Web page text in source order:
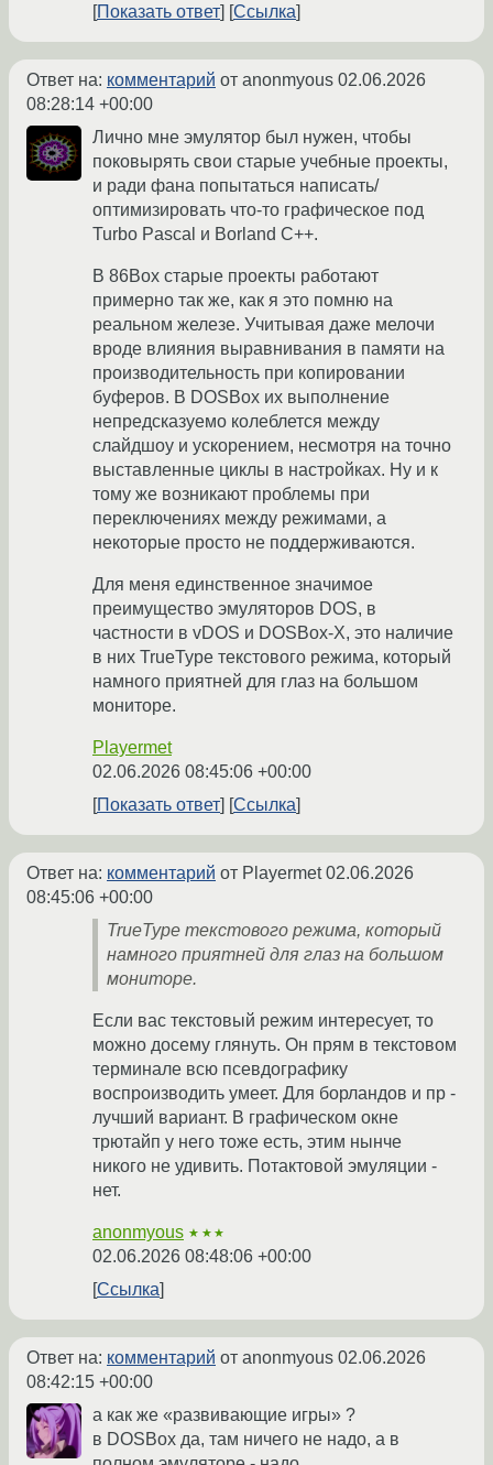
Показать ответ
Ссылка
Ответ на: комментарий от anonmyous 02.06.2026
08:28:14 +00:00
Лично мне эмулятор был нужен, чтобы
поковырять свои старые учебные проекты,
и ради фана попытаться написать/
оптимизировать что-то графическое под
Turbo Pascal и Borland C++.
В 86Box старые проекты работают
примерно так же, как я это помню на
реальном железе. Учитывая даже мелочи
вроде влияния выравнивания в памяти на
производительность при копировании
буферов. В DOSBox их выполнение
непредсказуемо колеблется между
слайдшоу и ускорением, несмотря на точно
выставленные циклы в настройках. Ну и к
тому же возникают проблемы при
переключениях между режимами, а
некоторые просто не поддерживаются.
Для меня единственное значимое
преимущество эмуляторов DOS, в
частности в vDOS и DOSBox-X, это наличие
в них TrueType текстового режима, который
намного приятней для глаз на большом
мониторе.
Playermet
02.06.2026 08:45:06 +00:00
Показать ответ
Ссылка
Ответ на: комментарий от Playermet02.06.2026
08:45:06 +00:00
TrueType текстового режима, который
намного приятней для глаз на большом
мониторе.
Если вас текстовый режим интересует, то
можно досему глянуть. Он прям в текстовом
терминале всю псевдографику
воспроизводить умеет. Для борландов и пр -
лучший вариант. В графическом окне
трютайп у него тоже есть, этим нынче
никого не удивить. Потактовой эмуляции -
нет.
anonmyous ★★★
02.06.2026 08:48:06 +00:00
Ссылка
Ответ на: комментарий от anonmyous 02.06.2026
08:42:15 +00:00
а как же «развивающие игры» ?
в DOSBox да, там ничего не надо, а в